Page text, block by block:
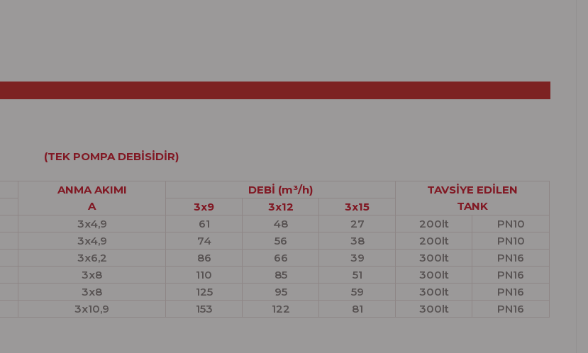
(TEK POMPA DEBİSİDİR)
ANMA AKIMI
A
DEBİ (m³/h)
TAVSİYE EDİLEN
TANK
3x9 3x12 3x15
3x4,9 61 48 27 200lt
PN10
3x4,9 74 56 38 200lt
PN10
3x6,2 86 66 39 300lt
PN16
3x8 110 85 51 300lt
PN16
3x8 125 95 59 300lt
PN16
3x10,9 153 122 81 300lt PN16